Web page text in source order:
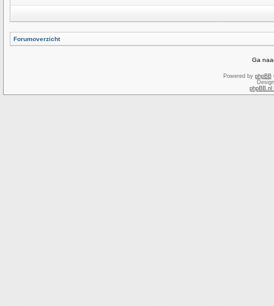
Forumoverzicht
Ga
Powered by phpBB
phpBB.nl